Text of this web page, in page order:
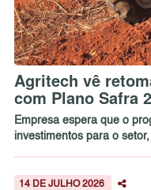
Agritech vê
com Plano Safra
Empresa espera que o
investimentos para o
14 DE JULHO 2026